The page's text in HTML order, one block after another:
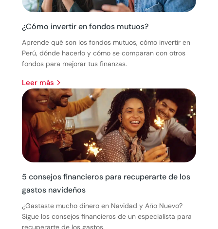
¿Cómo invertir en fondos mutuos?
Aprende qué son los fondos mutuos, cómo invertir en
Perú, dónde hacerlo y cómo se comparan con otros
fondos para mejorar tus finanzas.
leer más
5 consejos financieros para recuperarte de los
gastos navideños
¿Gastaste mucho dinero en Navidad y Año Nuevo?
Sigue los consejos financieros de un especialista para
recuperarte de los gastos.